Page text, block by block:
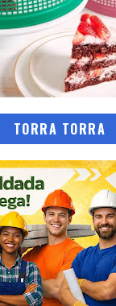
TORRA TORRA